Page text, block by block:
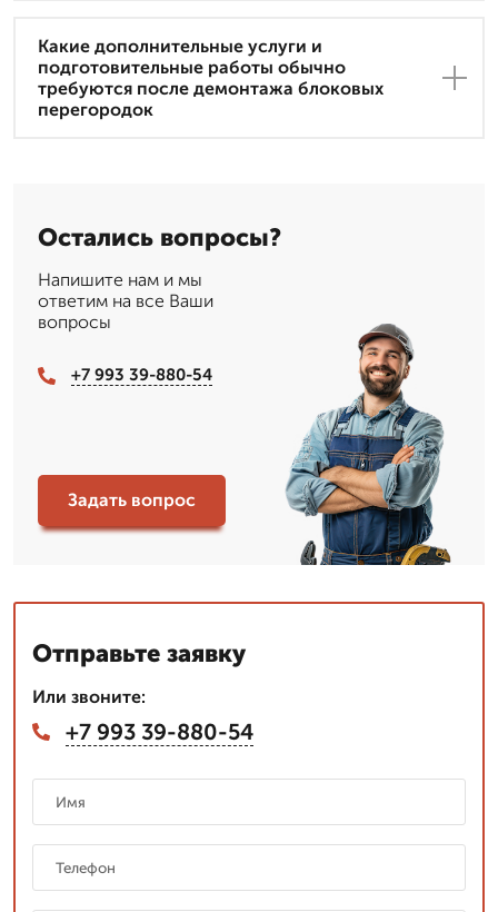
Какие дополнительные услуги и
подготовительные работы обычно
требуются после демонтажа блоковых
перегородок
Остались вопросы?
Напишите нам и мы
ответим на все Ваши
вопросы
+7 993 39-880-54
Задать вопрос
Отправьте заявку
Или звоните:
+7 993 39-880-54